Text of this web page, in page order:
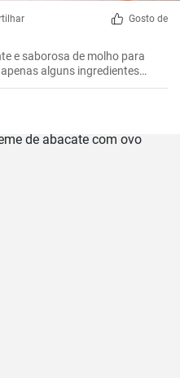
Gosto de
e saborosa de molho para
alguns ingredientes
ou como complemento para